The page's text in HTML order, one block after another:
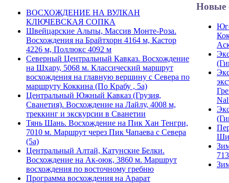
ВОСХОЖДЕНИЕ НА ВУЛКАН
КЛЮЧЕВСКАЯ СОПКА
Швейцарские Альпы, Массив Монте-Роза.
Восхождения на Брайтхорн 4164 м, Кастор
4226 м, Поллюкс 4092 м
Северный Центральный Кавказ. Восхождение
на Шхару, 5068 м. Классический маршрут
восхождения на главную вершину с Севера по
маршруту Коккина (По Крабу , 5а)
Центральный Южный Кавказ (Грузия,
Сванетия). Восхождение на Лайлу, 4008 м,
треккинг и экскурсии в Сванетии
Тянь Шань. Восхождение на Пик Хан Тенгри,
7010 м. Маршрут через Пик Чапаева с Севера
(5а)
Центральный Алтай, Катунские Белки.
Восхождение на Ак-оюк, 3860 м. Маршрут
восхождения по восточному гребню
Программа восхождения на Арарат
Новые